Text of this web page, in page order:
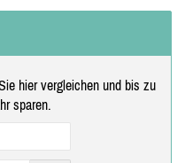
hier vergleichen und bis zu
sparen.